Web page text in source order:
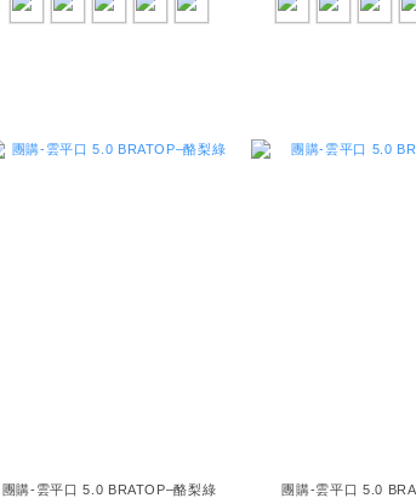
團購-雲平口 5.0 BRATOP–酪梨綠 團購-雲平口 5.0